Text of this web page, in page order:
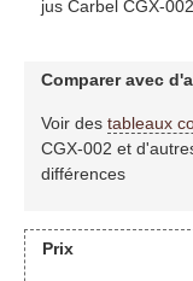
jus Carbel CGX-002
Comparer avec
Voir des tableaux
CGX-002 et
différences
Prix